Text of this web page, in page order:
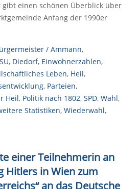
gibt einen schönen Überblick über
Anfang der 1990er
/ Ammann,
, Diedorf, Einwohnerzahlen,
Leben, Heil,
, Parteien,
Heil, Politik nach 1802, SPD, Wahl,
Statistiken, Wiederwahl,
einer Teilnehmerin an
Hitlers in Wien zum
an das Deutsche